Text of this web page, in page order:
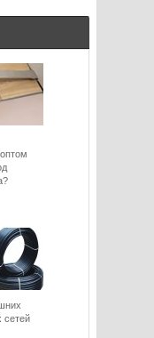
сетей